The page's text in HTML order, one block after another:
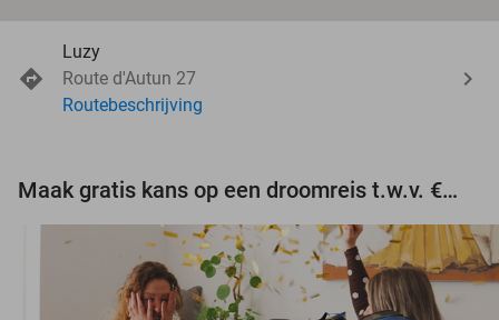
Luzy
Route d'Autun 27
Routebeschrijving
Maak gratis kans op een droomreis t.w.v. €3.000!